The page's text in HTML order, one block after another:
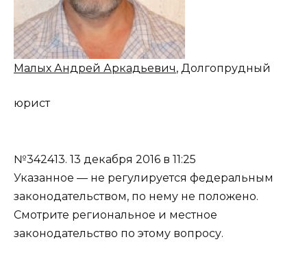
Малых Андрей Аркадьевич, Долгопрудный
юрист
№342413. 13 декабря 2016 в 11:25
Указанное — не регулируется федеральным
законодательством, по нему не положено.
Смотрите региональное и местное
законодательство по этому вопросу.